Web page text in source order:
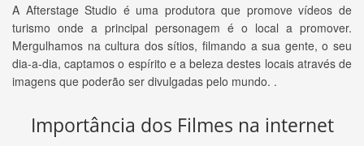
A Afterstage Studio é uma produtora que promove vídeos de
turismo onde a principal personagem é o local a promover.
Mergulhamos na cultura dos sítios, filmando a sua gente, o seu
dia-a-dia, captamos o espírito e a beleza destes locais através de
imagens que poderão ser divulgadas pelo mundo. .
Importância dos Filmes na internet